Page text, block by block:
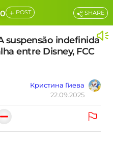
+ POST
suspensão indefinida
entre Disney, FCC
Кристина Гиева
22.09.2025
SHARE